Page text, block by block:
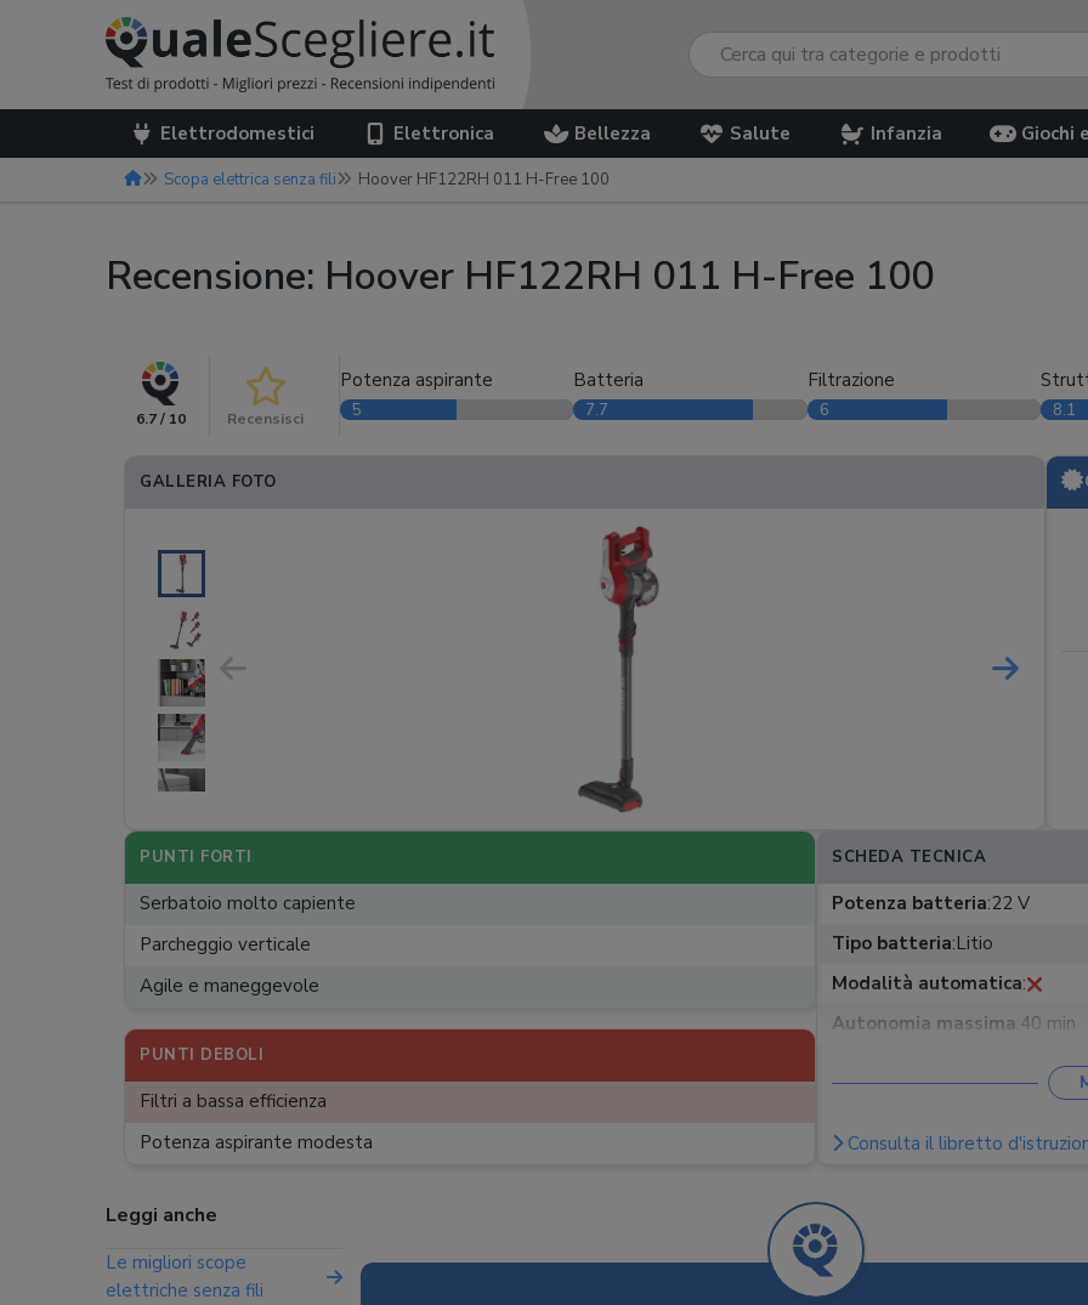
Elettrodomestici Elettronica Bellezza Salute Infanzia Giochi
Scopa elettrica senza fili Hoover HF122RH 011 H-Free 100
Recensione: Hoover HF122RH 011 H-Free 100
6.7 / 10 Recensisci
Potenza aspirante
5
Batteria
7.7
Filtrazione
6 8.1
GALLERIA FOTO
SCHEDA TECNICA
Potenza batteria:22 V
Tipo batteria:Litio
Modalità automatica:
Autonomia massima:40 min
Capienza sacco/serbatoio:
Tubo pieghevole:
Peso
Bocchette:Lancia, Pennello
Consulta il libretto
PUNTI FORTI
Serbatoio molto capiente
Parcheggio verticale
Agile e maneggevole
PUNTI DEBOLI
Filtri a bassa efficienza
Potenza aspirante modesta
Leggi anche
Le migliori scope
elettriche senza fili